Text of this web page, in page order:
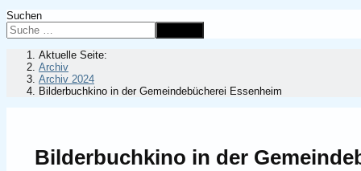
Suchen
Aktuelle Seite:
Archiv
Archiv 2024
Bilderbuchkino in der Gemeindebücherei Essenheim
Bilderbuchkino in der